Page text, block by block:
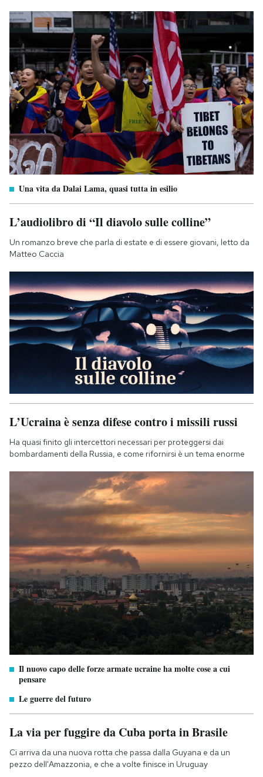
Una vita da Dalai Lama, quasi tutta in esilio
L’audiolibro di “Il diavolo sulle colline”
Un romanzo breve che parla di estate e di essere giovani, letto da
Matteo Caccia
L’Ucraina è senza difese contro i missili russi
Ha quasi finito gli intercettori necessari per proteggersi dai
bombardamenti della Russia, e come rifornirsi è un tema enorme
Il nuovo capo delle forze armate ucraine ha molte cose a cui
pensare
Le guerre del futuro
La via per fuggire da Cuba porta in Brasile
Ci arriva da una nuova rotta che passa dalla Guyana e da un
pezzo dell'Amazzonia, e che a volte finisce in Uruguay